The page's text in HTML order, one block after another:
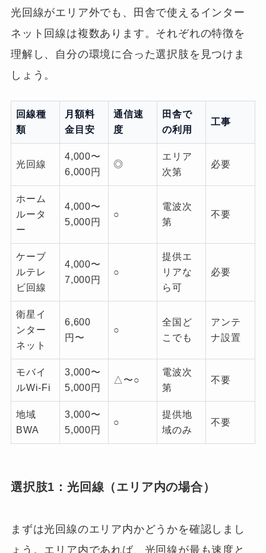
光回線がエリア外でも、田舎で使えるインター
ネット回線は複数あります。それぞれの特徴を
理解し、自分の環境に合った選択肢を見つけま
しょう。
回線種
類
月額料
金目安
通信速
度
田舎で
の利用
工事
光回線
4,000〜
6,000円
◎
エリア
次第
必要
ホーム
ルータ
ー
4,000〜
5,000円
○
電波次
第
不要
ケーブ
ルテレ
ビ回線
4,000〜
7,000円
○
提供エ
リアな
ら可
必要
衛星イ
ンター
ネット
6,600
円〜
○
全国ど
こでも
アンテ
ナ設置
モバイ
ルWi-Fi
3,000〜
5,000円
△〜○
電波次
第
不要
地域
BWA
3,000〜
5,000円
○
提供地
域のみ
不要
選択肢1：光回線（エリア内の場合）
まずは光回線のエリア内かどうかを確認しまし
ょう。エリア内であれば、光回線が最も速度と